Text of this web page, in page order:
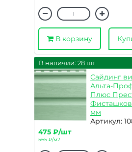
В корзину
В наличии: 28 шт
Сайдинг
Альта-
Плюс
мм
Артикул:
475 ₽/шт
565 ₽/м2